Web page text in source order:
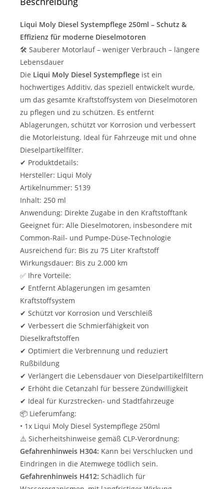
Liqui Moly Diesel Systempflege 250ml – Schutz &
Effizienz für moderne Dieselmotoren
🛠️ Sauberer Motorlauf – weniger Verbrauch – längere
Lebensdauer
Die Liqui Moly Diesel Systempflege ist ein
hochwertiges Additiv, das speziell entwickelt wurde,
um das gesamte Kraftstoffsystem von Dieselmotoren
zu pflegen und zu schützen. Es entfernt
Ablagerungen, schützt vor Korrosion und verbessert
die Motorleistung. Ideal für Fahrzeuge mit und ohne
Dieselpartikelfilter.
✔ Produktdetails:
Hersteller: Liqui Moly
Artikelnummer: 5139
Inhalt: 250 ml
Anwendung: Direkte Zugabe in den Kraftstofftank
Geeignet für: Alle Dieselmotoren, insbesondere mit
Common-Rail- und Pumpe-Düse-Technologie
Ausreichend für: Bis zu 75 Liter Kraftstoff
Wirkungsdauer: Bis zu 2.000 km
✅ Ihre Vorteile:
✔ Entfernt Ablagerungen im gesamten
Kraftstoffsystem
✔ Schützt vor Korrosion und Verschleiß
✔ Verbessert die Schmierfähigkeit von
Dieselkraftstoffen
✔ Optimiert die Verbrennung und reduziert
Rußbildung
✔ Verlängert die Lebensdauer von Dieselpartikelfiltern
✔ Erhöht die Cetanzahl für bessere Zündwilligkeit
✔ Ideal für Kurzstrecken- und Stadtfahrzeuge
📦 Lieferumfang:
• 1x Liqui Moly Diesel Systempflege 250ml
⚠️ Sicherheitshinweise gemäß CLP-Verordnung:
Gefahrenhinweis H304: Kann bei Verschlucken und
Eindringen in die Atemwege tödlich sein.
Gefahrenhinweis H412: Schädlich für